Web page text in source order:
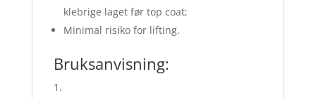
klebrige laget før top coat;
Minimal risiko for lifting.
Bruksanvisning: